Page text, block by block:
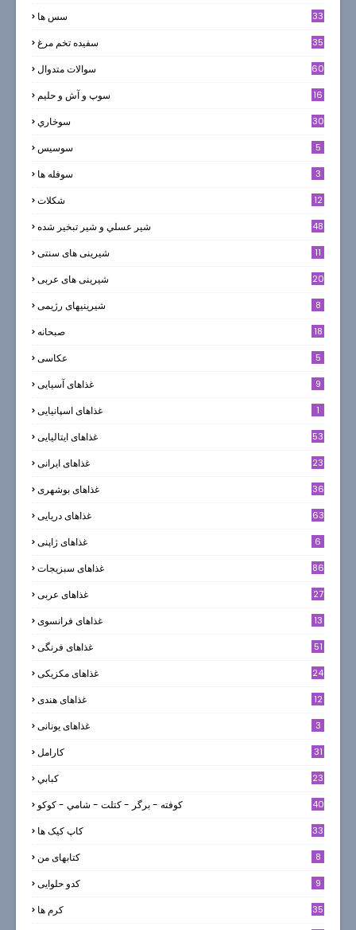
سس ها 33
سفيده تخم مرغ 35
سوالات متدوال 60
سوپ و آش و حليم 16
سوخاري 30
سوسيس 5
سوفله ها 3
شکلات
12
شير عسلي و شير تبخير شده 48
شیرینی های سنتی 11
شیرینی های عربی 20
شیرینیهای رژیمی 8
صبحانه 18
عکاسی 5
غذاهای آسیایی 9
غذاهای اسپانیایی 1
غذاهای ایتالیایی 53
غذاهای ایرانی 23
غذاهای بوشهری 36
غذاهای دریایی 63
غذاهای ژاپنی 6
غذاهای سبزیجات 86
غذاهای عربی 27
غذاهای فرانسوی 13
غذاهای فرنگی 51
غذاهای مکزیکی 24
غذاهای هندی 12
غذاهای یونانی 3
كارامل 31
كبابي 23
كوفته - برگر - كتلت - شامي - كوكو 40
کاپ کیک ها 33
کتابهای من 8
کدو حلوایی 9
کرم ها 35